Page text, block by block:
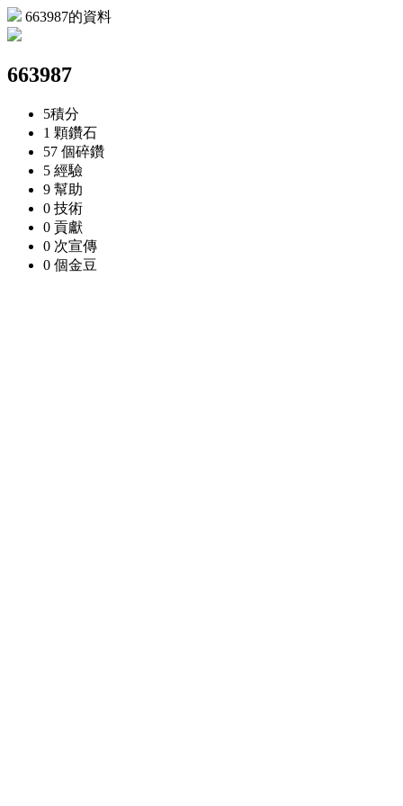
663987的資料
663987
5積分
1 顆鑽石
57 個碎鑽
5 經驗
9 幫助
0 技術
0 貢獻
0 次宣傳
0 個金豆